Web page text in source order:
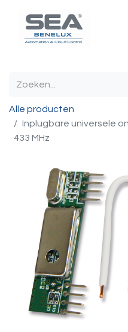
Alle producten
Inplugbare universele
433 MHz